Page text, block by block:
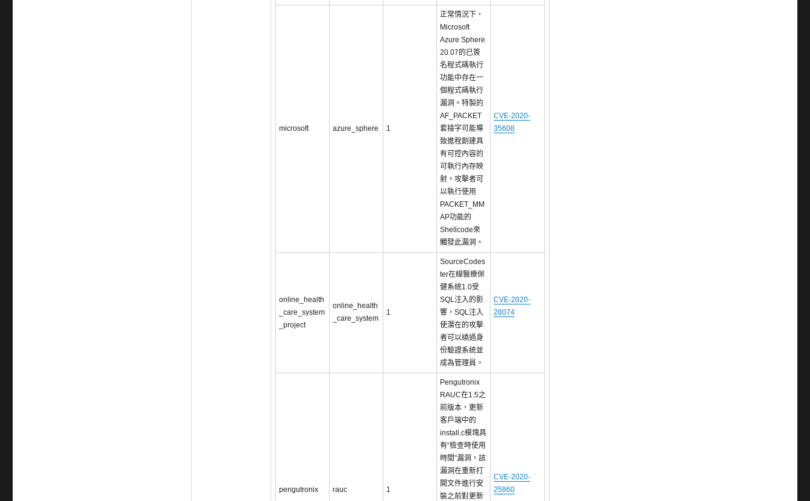
microsoft azure_sphere 1
正常情況下，
Microsoft
Azure Sphere
20.07的已簽
名程式碼執行
功能中存在一
個程式碼執行
漏洞。特製的
AF_PACKET
套接字可能導
致進程創建具
有可控內容的
可執行內存映
射。攻擊者可
以執行使用
PACKET_MM
AP功能的
Shellcode來
觸發此漏洞。
CVE-2020-
35608
online_health
_care_system
_project
online_health
_care_system
1
SourceCodes
ter在線醫療保
健系統1.0受
SQL注入的影
響，SQL注入
使潛在的攻擊
者可以繞過身
份驗證系統並
成為管理員。
CVE-2020-
28074
pengutronix rauc 1
Pengutronix
RAUC在1.5之
前版本，更新
客戶端中的
install.c模塊具
有“檢查時使用
時間”漏洞，該
漏洞在重新打
開文件進行安
裝之前對更新
CVE-2020-
25860